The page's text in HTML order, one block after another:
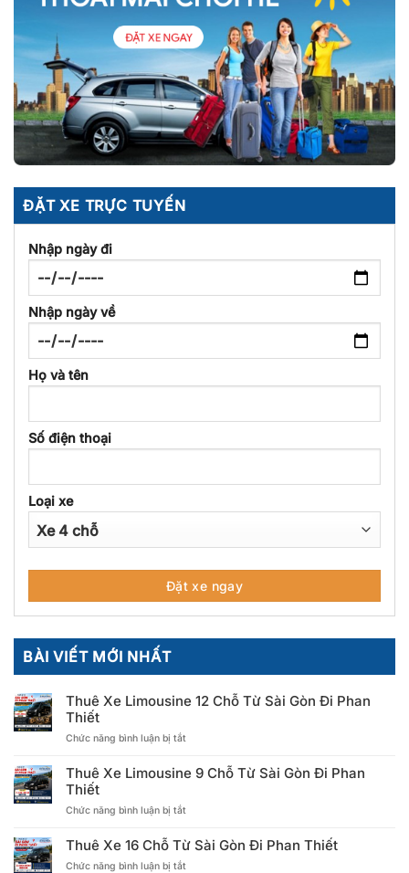
ĐẶT XE TRỰC TUYẾN
Nhập ngày đi
Nhập ngày về
Họ và tên
Số điện thoại
Loại xe
BÀI VIẾT MỚI NHẤT
Thuê Xe Limousine 12 Chỗ Từ Sài Gòn Đi Phan
Thiết
Chức năng bình luận bị tắt
Limousine
Sài
Gòn
Đi
Thuê Xe Limousine 9 Chỗ Từ Sài Gòn Đi Phan
Thiết
Chức năng bình luận bị tắt
Xe
Limousine
9
Thuê Xe 16 Chỗ Từ Sài Gòn Đi Phan Thiết
Chức năng bình luận bị tắt